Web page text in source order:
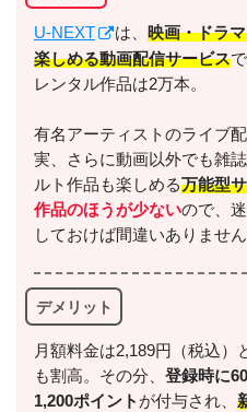
U-NEXT は、 映画・ドラ
楽しめる動画配信サービス
レンタル作品は2万本。
有名アーティストのライブ
実、さらに動画以外でも雑
ルト作品も楽しめる万能型
作品のほうが少ないので、
しておけば間違いありません
デメリット
月額料金は2,189円（税込）
も割高。その分、 登録時に
1,200ポイント が付与され、